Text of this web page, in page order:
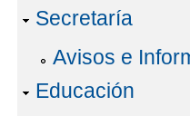
Secretaría
Avisos e
Educación